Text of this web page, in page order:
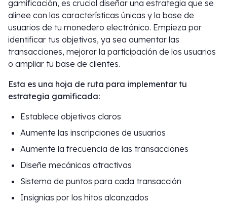
gamificación, es crucial diseñar una estrategia que se
alinee con las características únicas y la base de
usuarios de tu monedero electrónico. Empieza por
identificar tus objetivos, ya sea aumentar las
transacciones, mejorar la participación de los usuarios
o ampliar tu base de clientes.
Esta es una hoja de ruta para implementar tu
estrategia gamificada:
Establece objetivos claros
Aumente las inscripciones de usuarios
Aumente la frecuencia de las transacciones
Diseñe mecánicas atractivas
Sistema de puntos para cada transacción
Insignias por los hitos alcanzados